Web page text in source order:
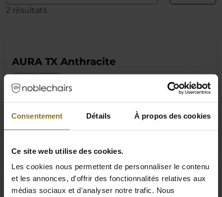
Consentement Détails À propos des cookies
Ce site web utilise des cookies.
Les cookies nous permettent de personnaliser le contenu
et les annonces, d'offrir des fonctionnalités relatives aux
médias sociaux et d'analyser notre trafic. Nous
2 résultats
AURA TX Anthracite
AURA AtmoShell Noir